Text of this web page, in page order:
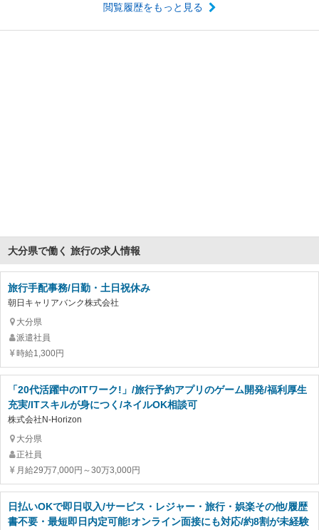
閲覧履歴をもっと見る
大分県で働く 旅行の求人情報
旅行手配事務/日勤・土日祝休み
朝日キャリアバンク株式会社
大分県
派遣社員
時給1,300円
「20代活躍中のITワーク!」/旅行予約アプリのゲーム開発/福利厚生
充実/ITスキルが身につく/ネイルOK相談可
株式会社N-Horizon
大分県
正社員
月給29万7,000円～30万3,000円
日払いOKで即日収入/サービス・レジャー・旅行・娯楽その他/履歴
書不要・最短即日内定可能!オンライン面接にも対応/約8割が未経験